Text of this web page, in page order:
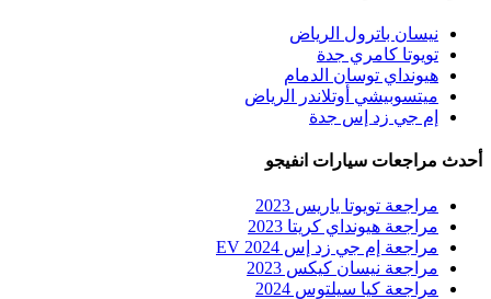
نيسان باترول الرياض
تويوتا كامري جدة
هيونداي توسان الدمام
ميتسوبيشي أوتلاندر الرياض
إم جي زد إس جدة
أحدث مراجعات سيارات انفيجو
مراجعة تويوتا ياريس 2023
مراجعة هيونداي كريتا 2023
مراجعة إم جي زد إس EV 2024
مراجعة نيسان كيكس 2023
مراجعة كيا سيلتوس 2024